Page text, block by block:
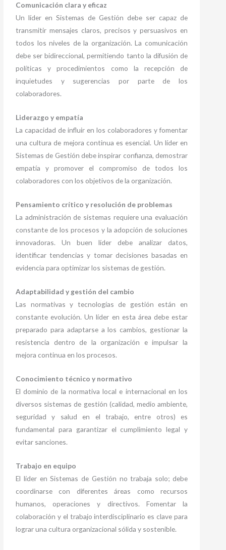
Comunicación clara y eficaz
Un líder en Sistemas de Gestión debe ser capaz de
transmitir mensajes claros, precisos y persuasivos en
todos los niveles de la organización. La comunicación
debe ser bidireccional, permitiendo tanto la difusión de
políticas y procedimientos como la recepción de
inquietudes y sugerencias por parte de los
colaboradores.
Liderazgo y empatía
La capacidad de influir en los colaboradores y fomentar
una cultura de mejora continua es esencial. Un líder en
Sistemas de Gestión debe inspirar confianza, demostrar
empatía y promover el compromiso de todos los
colaboradores con los objetivos de la organización.
Pensamiento crítico y resolución de problemas
La administración de sistemas requiere una evaluación
constante de los procesos y la adopción de soluciones
innovadoras. Un buen líder debe analizar datos,
identificar tendencias y tomar decisiones basadas en
evidencia para optimizar los sistemas de gestión.
Adaptabilidad y gestión del cambio
Las normativas y tecnologías de gestión están en
constante evolución. Un líder en esta área debe estar
preparado para adaptarse a los cambios, gestionar la
resistencia dentro de la organización e impulsar la
mejora continua en los procesos.
Conocimiento técnico y normativo
El dominio de la normativa local e internacional en los
diversos sistemas de gestión (calidad, medio ambiente,
seguridad y salud en el trabajo, entre otros) es
fundamental para garantizar el cumplimiento legal y
evitar sanciones.
Trabajo en equipo
El líder en Sistemas de Gestión no trabaja solo; debe
coordinarse con diferentes áreas como recursos
humanos, operaciones y directivos. Fomentar la
colaboración y el trabajo interdisciplinario es clave para
lograr una cultura organizacional sólida y sostenible.